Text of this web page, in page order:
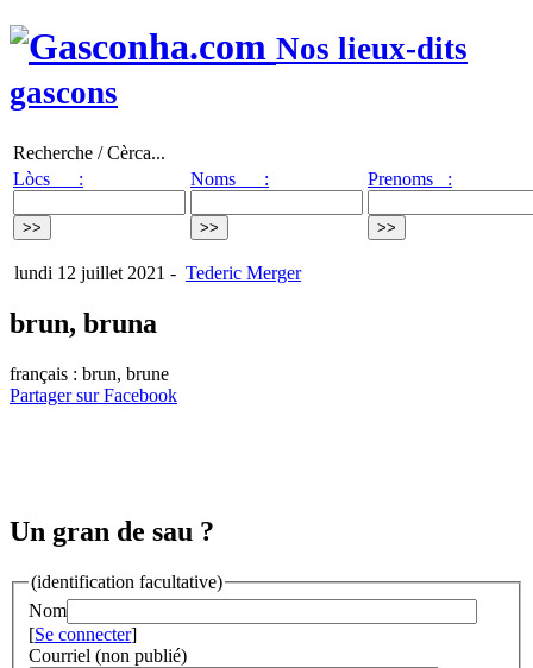
Nos lieux-dits
gascons
Recherche / Cèrca...
Lòcs :
Noms : Prenoms :
lundi 12 juillet 2021 - Tederic Merger
brun, bruna
français : brun, brune
Partager sur Facebook
Un gran de sau ?
(identification facultative)
Nom
[Se connecter]
Courriel (non publié)